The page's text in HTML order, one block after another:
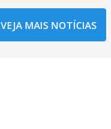
VEJA MAIS NOTÍCIAS